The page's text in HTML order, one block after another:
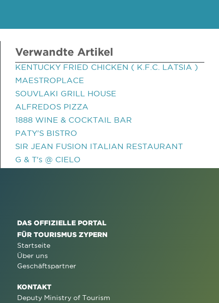
Verwandte Artikel
KENTUCKY FRIED CHICKEN ( K.F.C. LATSIA )
MAESTROPLACE
SOUVLAKI GRILL HOUSE
ALFREDOS PIZZA
1888 WINE & COCKTAIL BAR
PATY'S BISTRO
SIR JEAN FUSION ITALIAN RESTAURANT
G & T's @ CIELO
DAS OFFIZIELLE PORTAL
FÜR TOURISMUS ZYPERN
Startseite
Über uns
Geschäftspartner
KONTAKT
Deputy Ministry of Tourism